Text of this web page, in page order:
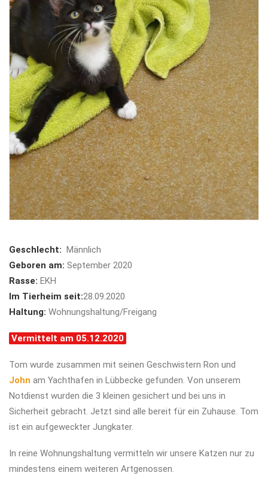
Geschlecht: Männlich
Geboren am: September 2020
Rasse: EKH
Im Tierheim seit:28.09.2020
Haltung: Wohnungshaltung/Freigang
Vermittelt am 05.12.2020
Tom wurde zusammen mit seinen Geschwistern Ron und
John am Yachthafen in Lübbecke gefunden. Von unserem
Notdienst wurden die 3 kleinen gesichert und bei uns in
Sicherheit gebracht. Jetzt sind alle bereit für ein Zuhause. Tom
ist ein aufgeweckter Jungkater.
In reine Wohnungshaltung vermitteln wir unsere Katzen nur zu
mindestens einem weiteren Artgenossen.